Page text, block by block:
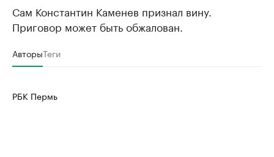
Сам Константин Каменев признал вину.
Приговор может быть обжалован.
АвторыТеги
РБК Пермь